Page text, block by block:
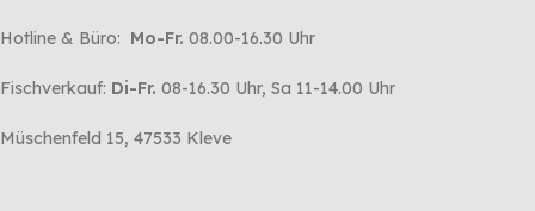
Hotline & Büro: Mo-Fr. 08.00-16.30 Uhr
Fischverkauf: Di-Fr. 08-16.30 Uhr, Sa 11-14.00 Uhr
Müschenfeld 15, 47533 Kleve